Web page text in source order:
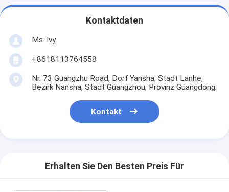
Kontaktdaten
Ms. Ivy
+8618113764558
Nr. 73 Guangzhu Road, Dorf Yansha, Stadt Lanhe,
Bezirk Nansha, Stadt Guangzhou, Provinz Guangdong.
Kontakt
Erhalten Sie Den Besten Preis Für